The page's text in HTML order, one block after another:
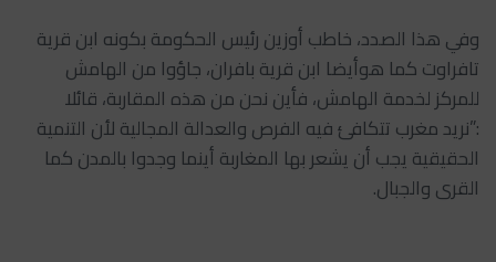
وفي هذا الصدد، خاطب أوزين رئيس الحكومة بكونه ابن قرية
تافراوت كما هوأيضا ابن قرية بافران، جاؤوا من الهامش
للمركز لخدمة الهامش، فأين نحن من هذه المقاربة، قائلا
:”نريد مغرب تتكافئ فيه الفرص والعدالة المجالية لأن التنمية
الحقيقية يجب أن يشعر بها المغاربة أينما وجدوا بالمدن كما
القرى والجبال.